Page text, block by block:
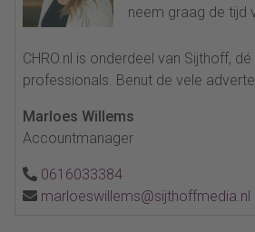
neem graag de tijd
CHRO.nl is onderdeel van Sijthoff,
professionals. Benut de vele
Marloes Willems
Accountmanager
0616033384
marloeswillems@sijthoffmedia.nl